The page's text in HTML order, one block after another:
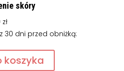
skóry
złAktualna
cena
604,00 zł.
30 dni przed obniżką:
koszyka